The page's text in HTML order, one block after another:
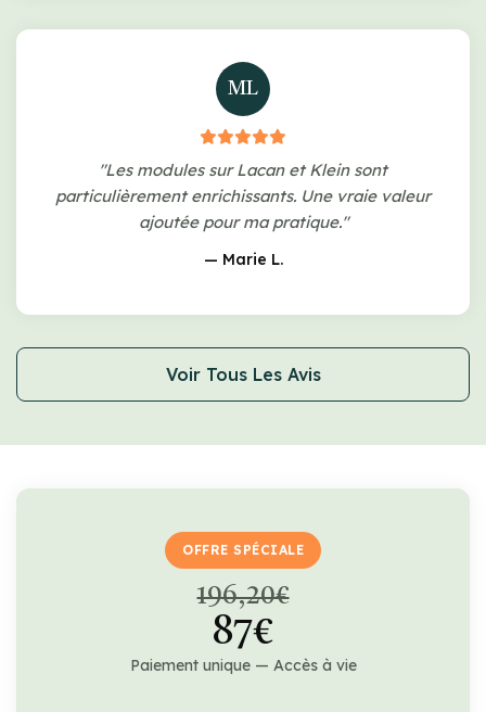
ML
"Les modules sur Lacan et Klein sont
particulièrement enrichissants. Une vraie valeur
ajoutée pour ma pratique."
— Marie L.
Voir Tous Les Avis
OFFRE SPÉCIALE
196,20€
87€
Paiement unique — Accès à vie